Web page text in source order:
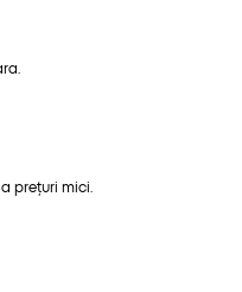
prețuri mici.